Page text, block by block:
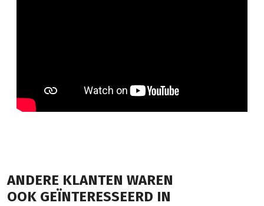
ANDERE KLANTEN WAREN
OOK GEÏNTERESSEERD IN